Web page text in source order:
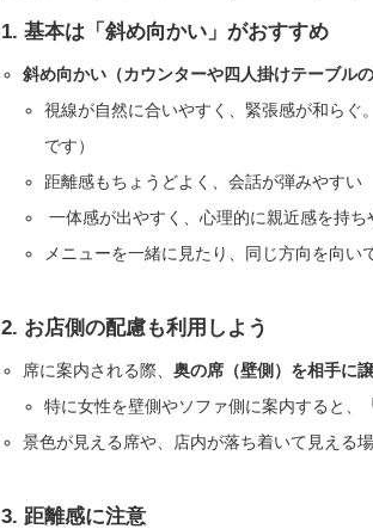
1. 基本は「斜め向かい」がおすすめ
斜め向かい（カウンターや四人掛けテーブルの
視線が自然に合いやすく、緊張感が和らぐ
です）
距離感もちょうどよく、会話が弾みやすい
一体感が出やすく、心理的に親近感を持ち
メニューを一緒に見たり、同じ方向を向い
2. お店側の配慮も利用しよう
席に案内される際、奥の席（壁側）を相手に
特に女性を壁側やソファ側に案内すると、
景色が見える席や、店内が落ち着いて見える
3. 距離感に注意